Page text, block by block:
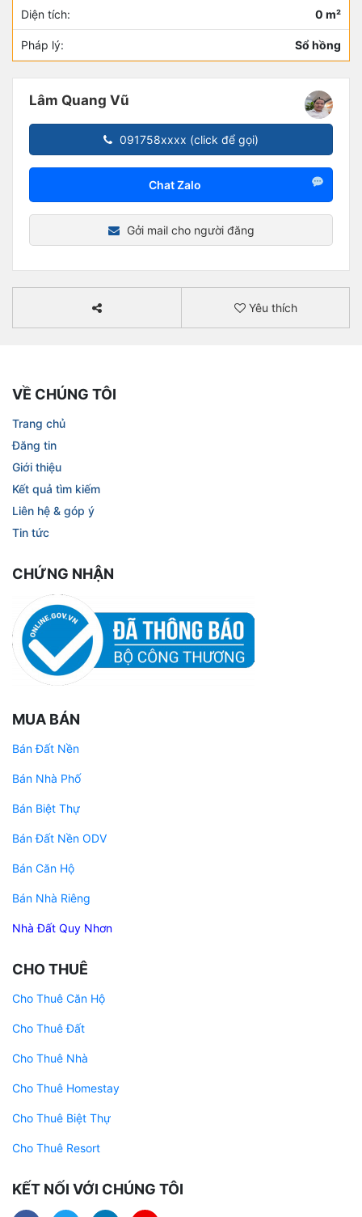
Diện tích: 0 m²
Pháp lý: Sổ hồng
Lâm Quang Vũ
091758xxxx (click để gọi)
Chat Zalo
Gởi mail cho người đăng
Yêu thích
VỀ CHÚNG TÔI
Trang chủ
Đăng tin
Giới thiệu
Kết quả tìm kiếm
Liên hệ & góp ý
Tin tức
CHỨNG NHẬN
MUA BÁN
Bán Đất Nền
Bán Nhà Phố
Bán Biệt Thự
Bán Đất Nền ODV
Bán Căn Hộ
Bán Nhà Riêng
Nhà Đất Quy Nhơn
CHO THUÊ
Cho Thuê Căn Hộ
Cho Thuê Đất
Cho Thuê Nhà
Cho Thuê Homestay
Cho Thuê Biệt Thự
Cho Thuê Resort
KẾT NỐI VỚI CHÚNG TÔI